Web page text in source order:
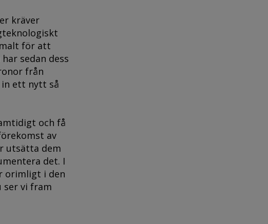
kräver
för att
sedan dess
från
ett nytt så
och få
av
utsätta dem
det. I
orimligt i den
ser vi fram